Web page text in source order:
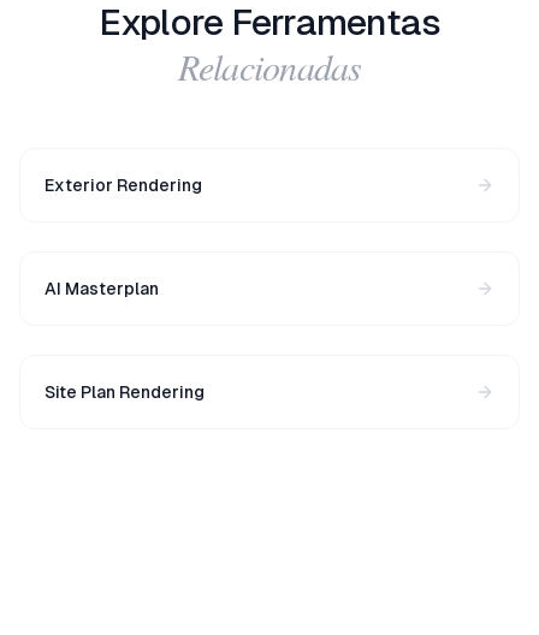
Explore Ferramentas
Relacionadas
Exterior Rendering
AI Masterplan
Site Plan Rendering